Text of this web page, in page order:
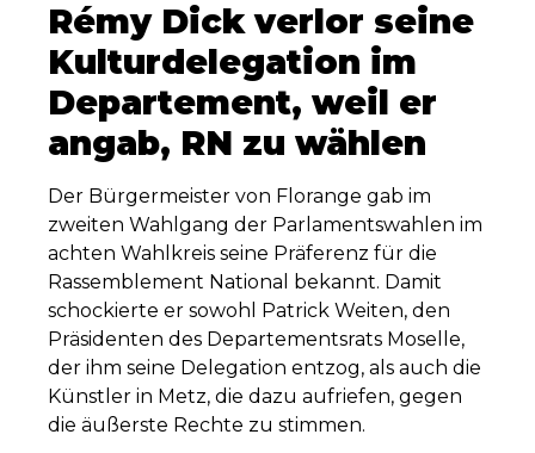
Rémy Dick verlor seine
Kulturdelegation im
Departement, weil er
angab, RN zu wählen
Der Bürgermeister von Florange gab im
zweiten Wahlgang der Parlamentswahlen im
achten Wahlkreis seine Präferenz für die
Rassemblement National bekannt. Damit
schockierte er sowohl Patrick Weiten, den
Präsidenten des Departementsrats Moselle,
der ihm seine Delegation entzog, als auch die
Künstler in Metz, die dazu aufriefen, gegen
die äußerste Rechte zu stimmen.